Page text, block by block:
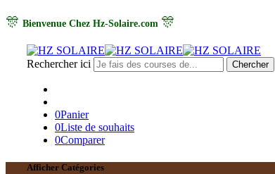
🎊 Bienvenue Chez Hz-Solaire.com 🎊
Rechercher ici Chercher
0Panier
0Liste de souhaits
0Comparer
Afficher Catégories